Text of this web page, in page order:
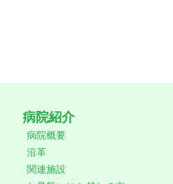
病院紹介
病院概要
沿革
関連施設